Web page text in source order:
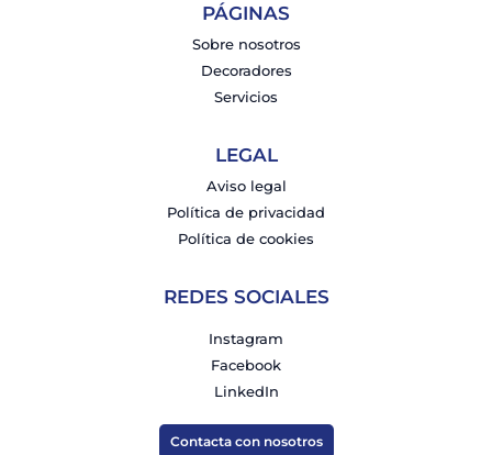
PÁGINAS
Sobre nosotros
Decoradores
Servicios
LEGAL
Aviso legal
Política de privacidad
Política de cookies
REDES SOCIALES
Instagram
Facebook
LinkedIn
Contacta con nosotros